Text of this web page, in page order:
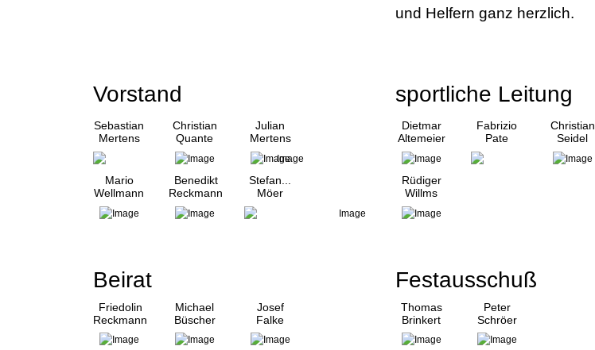
und Helfern ganz herzlich.
Vorstand sportliche Leitung
Sebastian
Mertens
Mario
Wellmann
Christian
Quante
Benedikt
Reckmann
Julian
Mertens
Stefan...
Möer
Dietmar
Altemeier
Rüdiger
Willms
Fabrizio
Pate
Christian
Seidel
Beirat Festausschuß
Friedolin
Reckmann
Michael
Büscher
Josef
Falke
Thomas
Brinkert
Peter
Schröer